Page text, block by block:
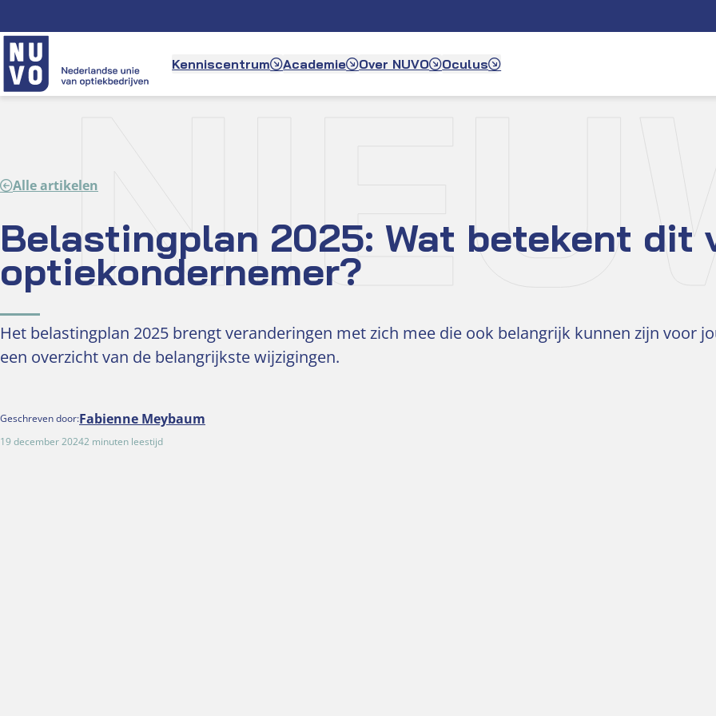
naar
de
inhoud
Kenniscentrum Academie Over NUVO Oculus
Alle artikelen
Belastingplan 2025: Wat betekent dit
optiekondernemer?
Het belastingplan 2025 brengt veranderingen met zich mee die ook belangrijk kunnen zijn voor
een overzicht van de belangrijkste wijzigingen.
Geschreven door:Fabienne Meybaum
19 december 20242 minuten leestijd